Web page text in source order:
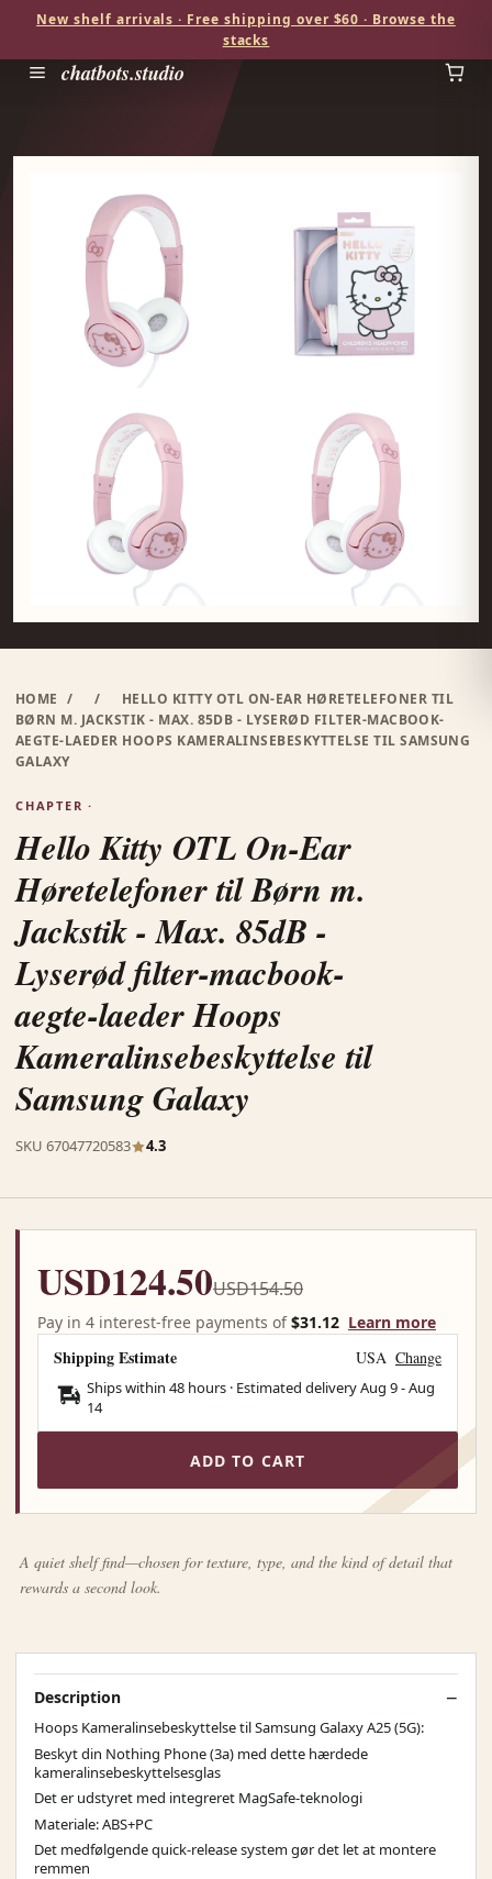
New shelf arrivals · Free shipping over $60 · Browse the
stacks
chatbots.studio
HOME / /
HELLO KITTY OTL ON-EAR HØRETELEFONER TIL
BØRN M. JACKSTIK - MAX. 85DB - LYSERØD FILTER-MACBOOK-
AEGTE-LAEDER HOOPS KAMERALINSEBESKYTTELSE TIL SAMSUNG
GALAXY
CHAPTER ·
Hello Kitty OTL On-Ear
Høretelefoner til Børn m.
Jackstik - Max. 85dB -
Lyserød filter-macbook-
aegte-laeder Hoops
Kameralinsebeskyttelse til
Samsung Galaxy
SKU 67047720583 4.3
USD124.50USD154.50
Pay in 4 interest-free payments of$31.12 Learn more
Shipping Estimate USA Change
Ships within 48 hours · Estimated deliveryAug 9-Aug
14
ADD TO CART
A quiet shelf find—chosen for texture, type, and the kind of detail that
rewards a second look.
Description
Hoops Kameralinsebeskyttelse til Samsung Galaxy A25 (5G):
Beskyt din Nothing Phone (3a) med dette hærdede
kameralinsebeskyttelsesglas
Det er udstyret med integreret MagSafe-teknologi
Materiale: ABS+PC
Det medfølgende quick-release system gør det let at montere
remmen